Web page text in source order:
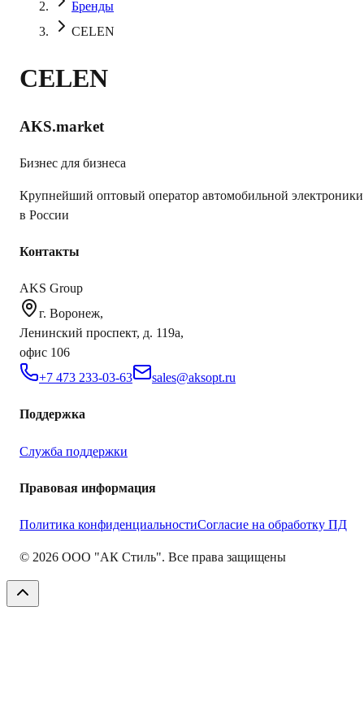
Бренды
CELEN
CELEN
AKS.market
Бизнес для бизнеса
Крупнейший оптовый оператор автомобильной электроники
в России
Контакты
AKS Group
г. Воронеж,
Ленинский проспект, д. 119а,
офис 106
+7 473 233-03-63
sales@aksopt.ru
Поддержка
Служба поддержки
Правовая информация
Политика конфиденциальностиСогласие на обработку ПД
© 2026 ООО "АК Стиль". Все права защищены